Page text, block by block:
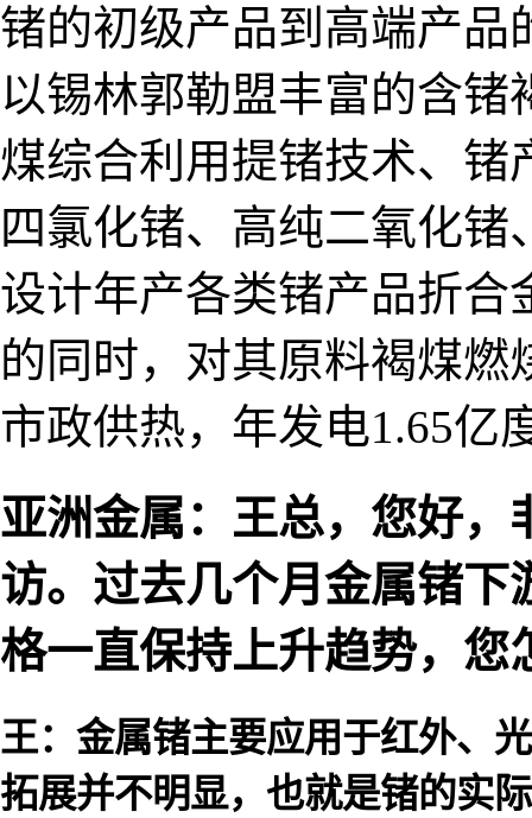
锗的初级产品到高端产品
以锡林郭勒盟丰富的含
煤综合利用提锗技术、锗
四氯化锗、高纯二氧化
设计年产各类锗产品折合
的同时，对其原料褐煤
市政供热，年发电1.65亿
亚洲金属：王总，您好，
访。过去几个月金属锗下
格一直保持上升趋势，您
王：金属锗主要应用于红外、
拓展并不明显，也就是锗的实